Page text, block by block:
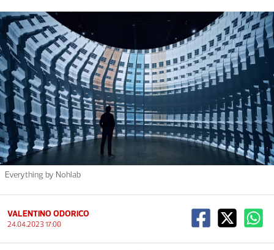
Everything by Nohlab
VALENTINO ODORICO
24.04.2023 17:00